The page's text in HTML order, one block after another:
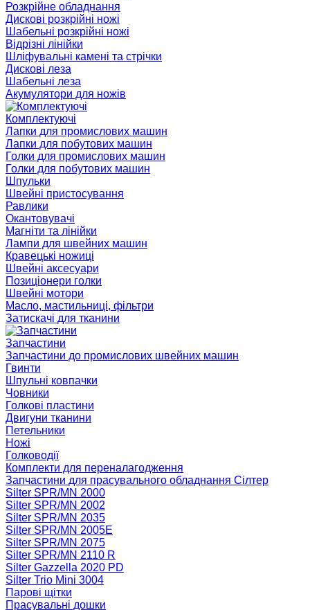
Розкрійне обладнання
Дискові розкрійні ножі
Шабельні розкрійні ножі
Відрізні лінійки
Шліфувальні камені та стрічки
Дискові леза
Шабельні леза
Акумулятори для ножів
Комплектуючі
Лапки для промислових машин
Лапки для побутових машин
Голки для промислових машин
Голки для побутових машин
Шпульки
Швейні пристосування
Равлики
Окантовувачі
Магніти та лінійки
Лампи для швейних машин
Кравецькі ножиці
Швейні аксесуари
Позиціонери голки
Швейні мотори
Масло, мастильниці, фільтри
Затискачі для тканини
Запчастини
Запчастини до промислових швейних машин
Гвинти
Шпульні ковпачки
Човники
Голкові пластини
Двигуни тканини
Петельники
Ножі
Голководії
Комплекти для переналагодження
Запчастини для прасувального обладнання Сілтер
Silter SPR/MN 2000
Silter SPR/MN 2002
Silter SPR/MN 2035
Silter SPR/MN 2005E
Silter SPR/MN 2075
Silter SPR/MN 2110 R
Silter Gazzella 2020 PD
Silter Trio Mini 3004
Парові щітки
Прасувальні дошки